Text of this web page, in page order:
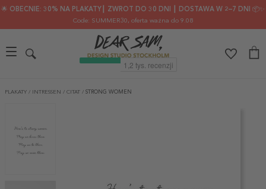
🌟 OBECNIE: 30% NA PLAKATY┃ ZWROT DO 30 DNI ┃ DOSTAWA W 2–7 DNI 📦✨
Code: SUMMER30, oferta ważna do 9.08
PLAKATY / INTRESSEN / CITAT / STRONG WOMEN